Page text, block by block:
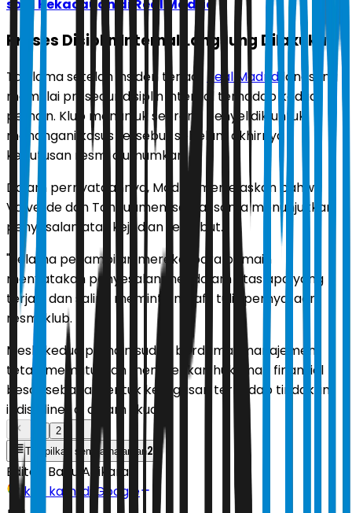
soal Kekacauan di Real Madrid
Proses Disiplin Internal Langsung Dilakukan
Tak lama setelah insiden terjadi,Real Madrid langsung
memulai prosedur disiplin internal terhadap kedua
pemain. Klub menunjuk seorang penyelidik untuk
menangani kasus tersebut sebelum akhirnya
keputusan resmi diumumkan.
Dalam pernyataannya, Madrid menjelaskan bahwa
Valverde dan Tchouameni sama-sama menunjukkan
penyesalan atas kejadian tersebut.
"Selama penampilan mereka, para pemain
menyatakan penyesalan mendalam atas apa yang
terjadi dan saling meminta maaf," tulis pernyataan
resmi klub.
Meski kedua pemain sudah berdamai, manajemen
tetap memutuskan memberikan hukuman finansial
besar sebagai bentuk ketegasan terhadap tindakan
indisipliner di dalam skuad.
2
Tampilkan semua halaman2
Editor: Banu Adikara
Ikuti kami di Google